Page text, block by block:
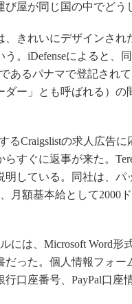
屋が同じ国の中でどう
きれいにデザインされ
。iDefenseによると、
あるパナマで登記されて
ー」とも呼ばれる）の
Craigslistの求人広告に
すぐに返事が来た。
している。同社は、パ
月額基本給として2000
は、Microsoft Word形
った。個人情報フォー
口座番号、PayPal口座